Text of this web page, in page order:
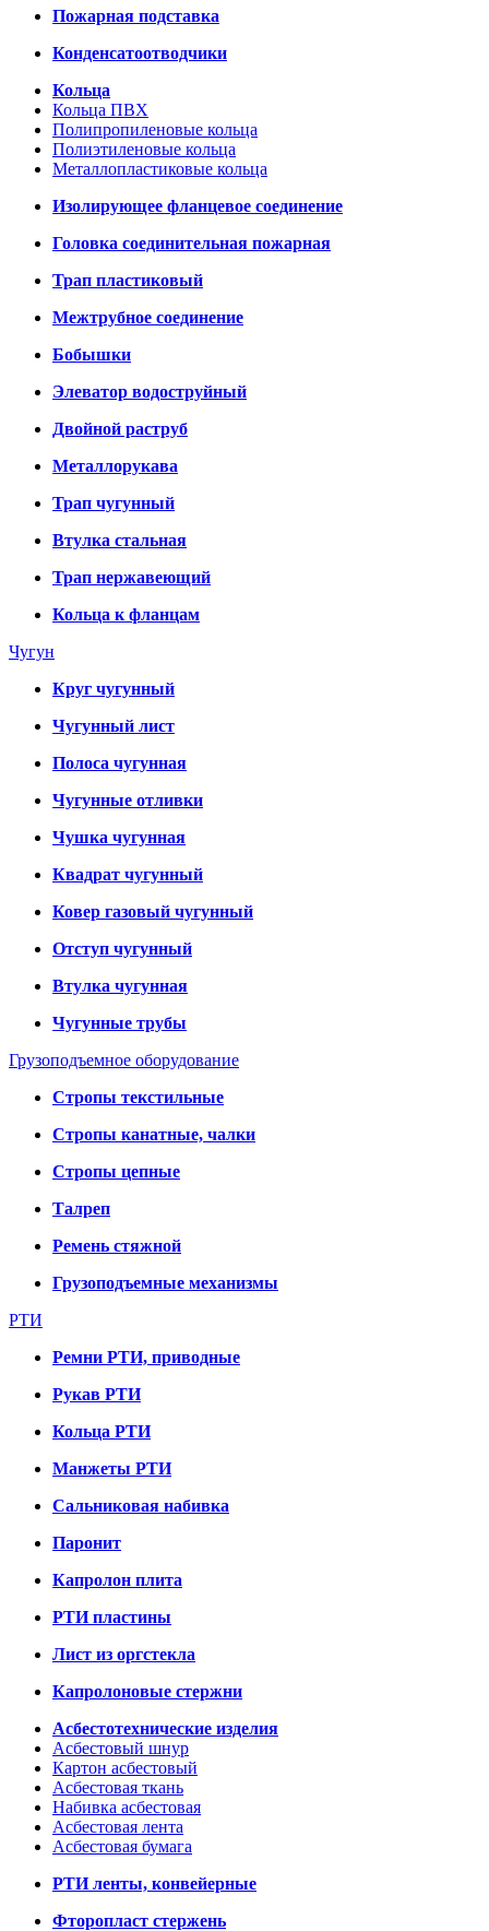
Пожарная подставка
Конденсатоотводчики
Кольца
Кольца ПВХ
Полипропиленовые кольца
Полиэтиленовые кольца
Металлопластиковые кольца
Изолирующее фланцевое соединение
Головка соединительная пожарная
Трап пластиковый
Межтрубное соединение
Бобышки
Элеватор водоструйный
Двойной раструб
Металлорукава
Трап чугунный
Втулка стальная
Трап нержавеющий
Кольца к фланцам
Чугун
Круг чугунный
Чугунный лист
Полоса чугунная
Чугунные отливки
Чушка чугунная
Квадрат чугунный
Ковер газовый чугунный
Отступ чугунный
Втулка чугунная
Чугунные трубы
Грузоподъемное оборудование
Стропы текстильные
Стропы канатные, чалки
Стропы цепные
Талреп
Ремень стяжной
Грузоподъемные механизмы
РТИ
Ремни РТИ, приводные
Рукав РТИ
Кольца РТИ
Манжеты РТИ
Сальниковая набивка
Паронит
Капролон плита
РТИ пластины
Лист из оргстекла
Капролоновые стержни
Асбестотехнические изделия
Асбестовый шнур
Картон асбестовый
Асбестовая ткань
Набивка асбестовая
Асбестовая лента
Асбестовая бумага
РТИ ленты, конвейерные
Фторопласт стержень